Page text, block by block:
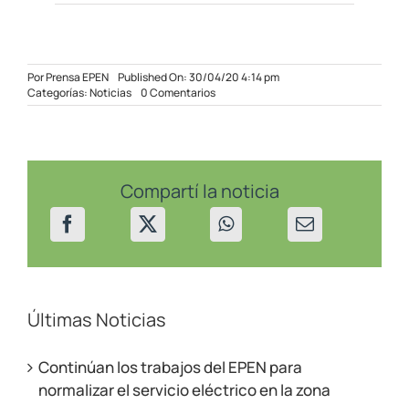
PorPrensa EPEN Published On: 30/04/20 4:14 pm
Categorías:Noticias 0 Comentarioson
Se
tarjeta
de
crédito
para
facturas
Compartí la noticia
Últimas Noticias
Continúan los trabajos del EPEN para
normalizar el servicio eléctrico en la zona